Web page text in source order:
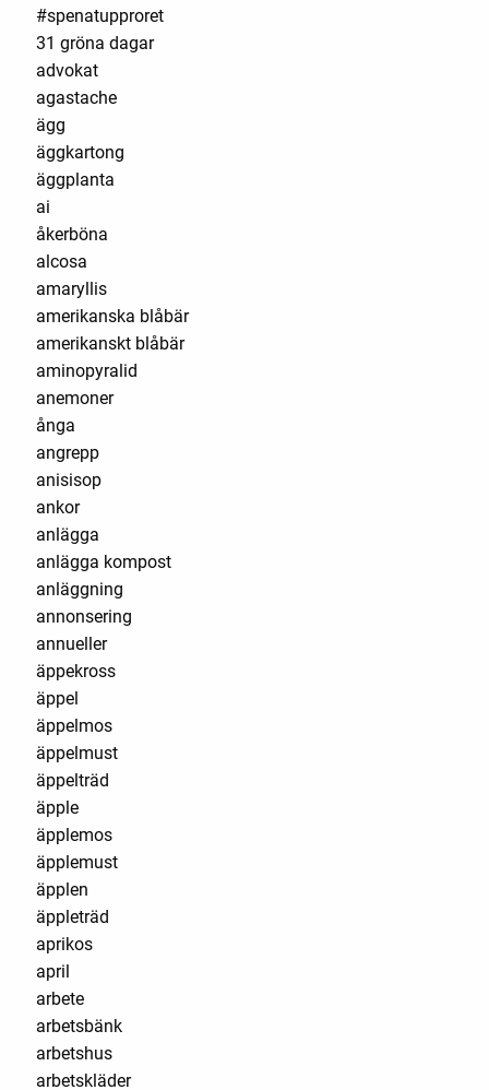
#spenatupproret
31 gröna dagar
advokat
agastache
ägg
äggkartong
äggplanta
ai
åkerböna
alcosa
amaryllis
amerikanska blåbär
amerikanskt blåbär
aminopyralid
anemoner
ånga
angrepp
anisisop
ankor
anlägga
anlägga kompost
anläggning
annonsering
annueller
äppekross
äppel
äppelmos
äppelmust
äppelträd
äpple
äpplemos
äpplemust
äpplen
äppleträd
aprikos
april
arbete
arbetsbänk
arbetshus
arbetskläder